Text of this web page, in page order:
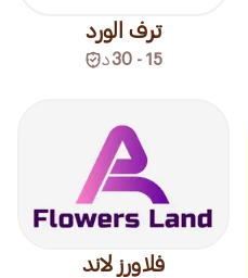
ترف الورد
15 - 30 د
فلاورز لاند